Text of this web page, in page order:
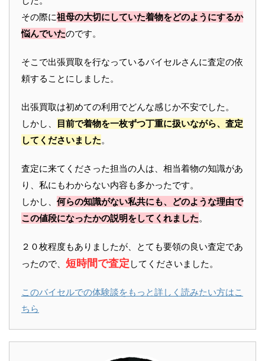
その際に祖母の大切にしていた着物をどのようにするか
悩んでいたのです。
そこで出張買取を行なっているバイセルさんに査定の依
頼することにしました。
出張買取は初めての利用でどんな感じか不安でした。
しかし、
目前で着物を一枚ずつ丁重に扱いながら、査定
してくださいました。
査定に来てくださった担当の人は、相当着物の知識があ
り、私にもわからない内容も多かったです。
しかし、 何らの知識がない私共にも、どのような理由で
この値段になったかの説明をしてくれました。
２０枚程度もありましたが、とても要領の良い査定であ
ったので、 短時間で査定 してくださいました。
このバイセルでの体験談をもっと詳しく読みたい方はこ
ちら